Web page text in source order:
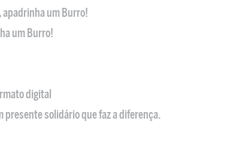
apadrinha um Burro!
um Burro!
digital
presente solidário que faz a diferença.